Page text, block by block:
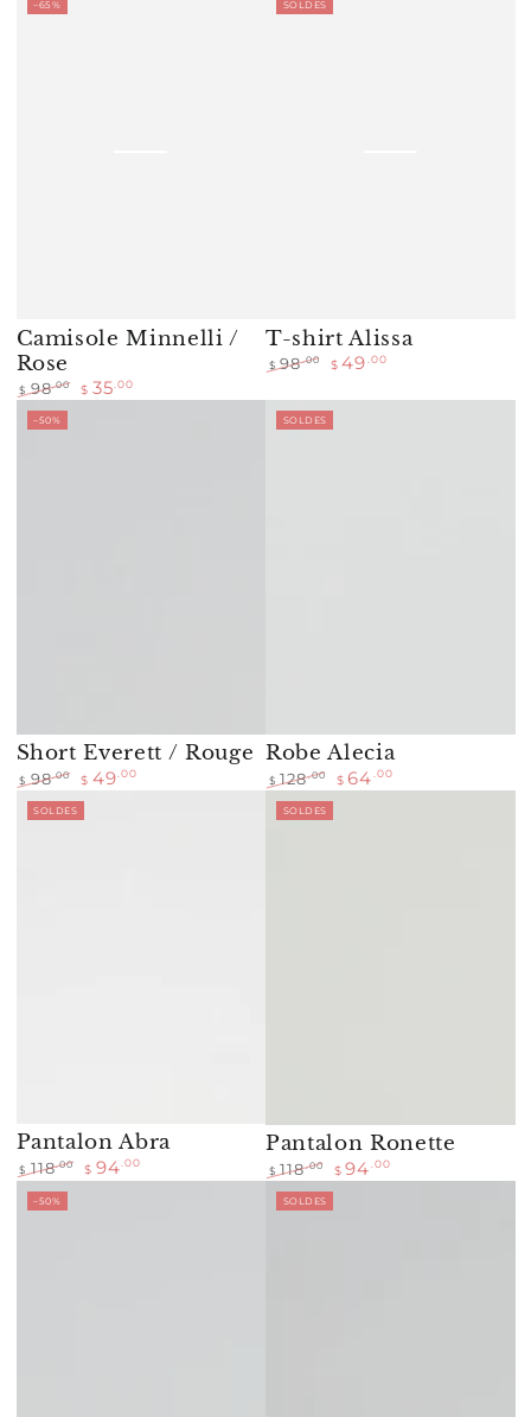
normal
normal
Camisole Minnelli /
Rose
Prix
normal
$ 98.00 $ 35 .00
–65%
T-shirt Alissa
normal
$ 98.00
de
vente
$ 49 .00
SOLDES
Short Everett / Rouge
Prix
normal
$ 98.00
Prix
de
$ 49.00
–50%
Robe Alecia
Prix
normal
$ 128.00
Prix
de
$ 64 .00
SOLDES
Pantalon Abra
Prix
normal
$ 118.00 $ 94.00
SOLDES
Pantalon Ronette
Prix
normal
$ 118.00
Prix
de
$ 94 .00
SOLDES
–50% SOLDES